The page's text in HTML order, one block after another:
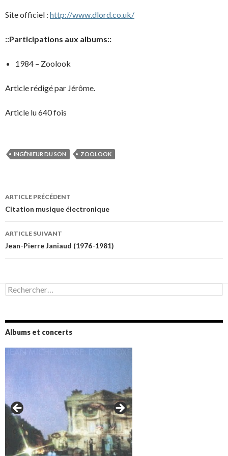
Site officiel : http://www.dlord.co.uk/
::Participations aux albums::
1984 – Zoolook
Article rédigé par Jérôme.
Article lu 640 fois
INGÉNIEUR DU SON ZOOLOOK
Navigation
des
articles
ARTICLE PRÉCÉDENT
Citation musique électronique
ARTICLE SUIVANT
Jean-Pierre Janiaud (1976-1981)
Rechercher :
Albums et concerts